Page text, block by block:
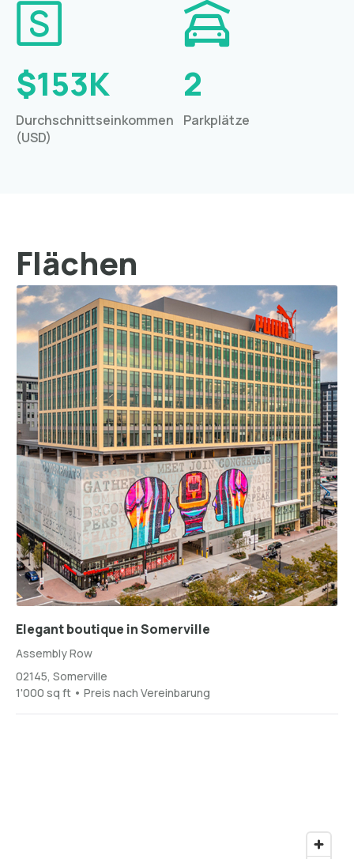
$153K
Durchschnittseinkommen
(USD)
2
Parkplätze
Flächen
Elegant boutique in Somerville
Assembly Row
02145, Somerville
1'000 sq ft • Preis nach Vereinbarung